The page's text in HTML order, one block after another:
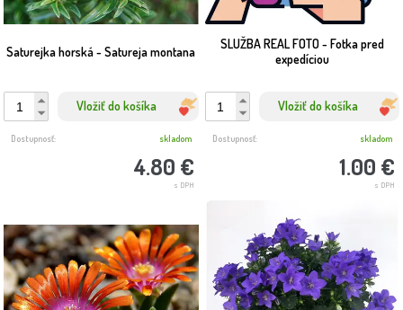
Saturejka horská - Satureja montana
Vložiť do košíka
4.80 €
s DPH
Dostupnosť: skladom
SLUŽBA REAL FOTO - Fotka pred
expedíciou
Vložiť do košíka
1.00 €
s DPH
Dostupnosť: skladom